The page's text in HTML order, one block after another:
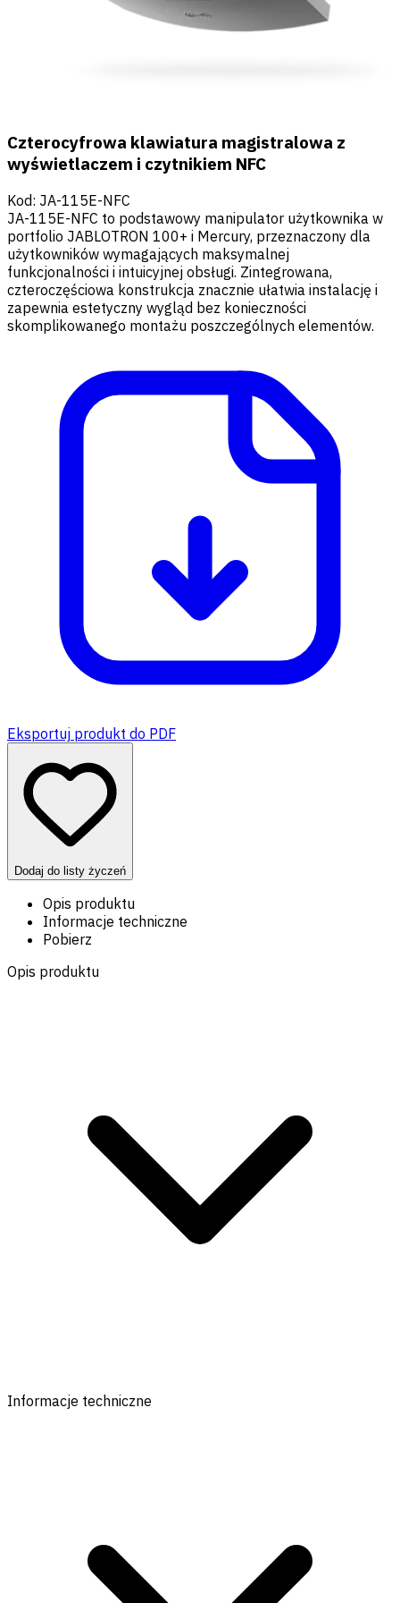
Czterocyfrowa klawiatura magistralowa z
wyświetlaczem i czytnikiem NFC
Kod: JA-115E-NFC
JA-115E-NFC to podstawowy manipulator użytkownika w
portfolio JABLOTRON 100+ i Mercury, przeznaczony dla
użytkowników wymagających maksymalnej
funkcjonalności i intuicyjnej obsługi. Zintegrowana,
czteroczęściowa konstrukcja znacznie ułatwia instalację i
zapewnia estetyczny wygląd bez konieczności
skomplikowanego montażu poszczególnych elementów.
Eksportuj produkt do PDF
Dodaj do listy życzeń
Opis produktu
Informacje techniczne
Pobierz
Opis produktu
Informacje techniczne